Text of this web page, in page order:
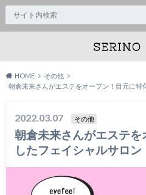
HOME
その他
朝倉未来さんがエステをオープン！目元に特
2022.03.07 その他
朝倉未来さんがエステ
したフェイシャルサロン